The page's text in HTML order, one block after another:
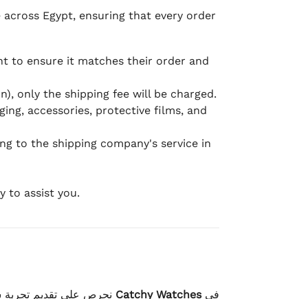
Egypt, ensuring that every order
to ensure it matches their order and
only the shipping fee will be charged.
accessories, protective films, and
to the shipping company's service in
to assist you.
فيCatchy Watches نحرص على تقديم تجربة